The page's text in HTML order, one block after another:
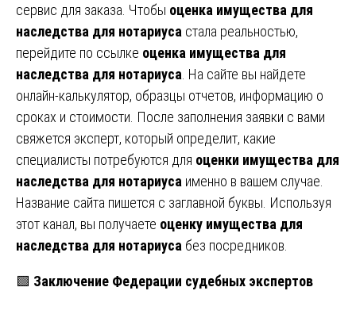
сервис для заказа. Чтобы оценка имущества для
наследства для нотариуса стала реальностью,
перейдите по ссылке оценка имущества для
наследства для нотариуса . На сайте вы найдете
онлайн-калькулятор, образцы отчетов, информацию о
сроках и стоимости. После заполнения заявки с вами
свяжется эксперт, который определит, какие
специалисты потребуются для оценки имущества для
наследства для нотариуса именно в вашем случае.
Название сайта пишется с заглавной буквы. Используя
этот канал, вы получаете оценку имущества для
наследства для нотариуса без посредников.
🟩 Заключение Федерации судебных экспертов